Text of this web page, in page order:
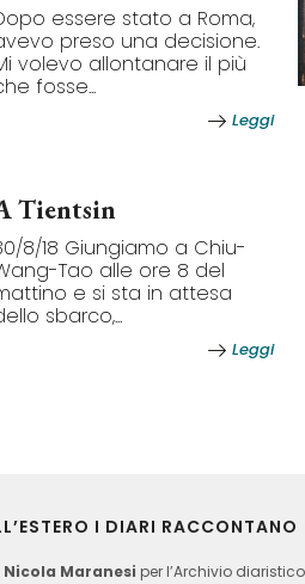
essere stato a Roma,
preso una decisione.
volevo allontanare il più
fosse...
Leggi
Tientsin
8/18 Giungiamo a Chiu-
Tao alle ore 8 del
e si sta in attesa
sbarco,...
Leggi
I DIARI RACCONTANO
Nicola Maranesi per l’Archivio diaristico